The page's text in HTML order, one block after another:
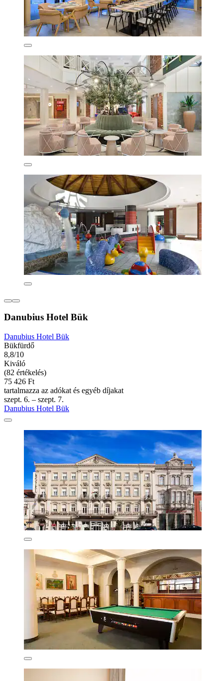
Danubius Hotel Bük
Danubius Hotel Bük
Bükfürdő
8,8/10
Kiváló
(82 értékelés)
75 426 Ft
tartalmazza az adókat és egyéb díjakat
szept. 6. – szept. 7.
Danubius Hotel Bük